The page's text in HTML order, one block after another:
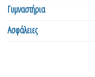
Γυμναστήρια
Ασφάλειες